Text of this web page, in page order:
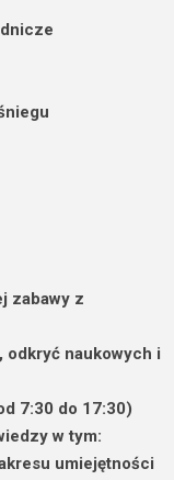
zabawy z
odkryć naukowych i
7:30 do 17:30)
w tym:
umiejętności